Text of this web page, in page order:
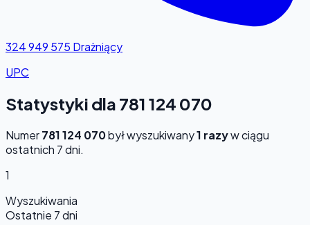
324 949 575 Drażniący
UPC
Statystyki dla 781 124 070
Numer781 124 070był wyszukiwany1 razyw ciągu
ostatnich 7 dni.
1
Wyszukiwania
Ostatnie 7 dni